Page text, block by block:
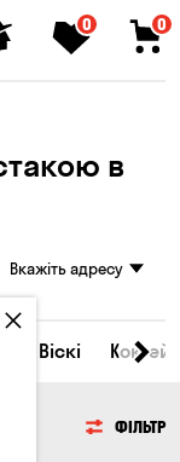
0 0
в
Вкажіть адресу
Віскі
ФІЛЬТР